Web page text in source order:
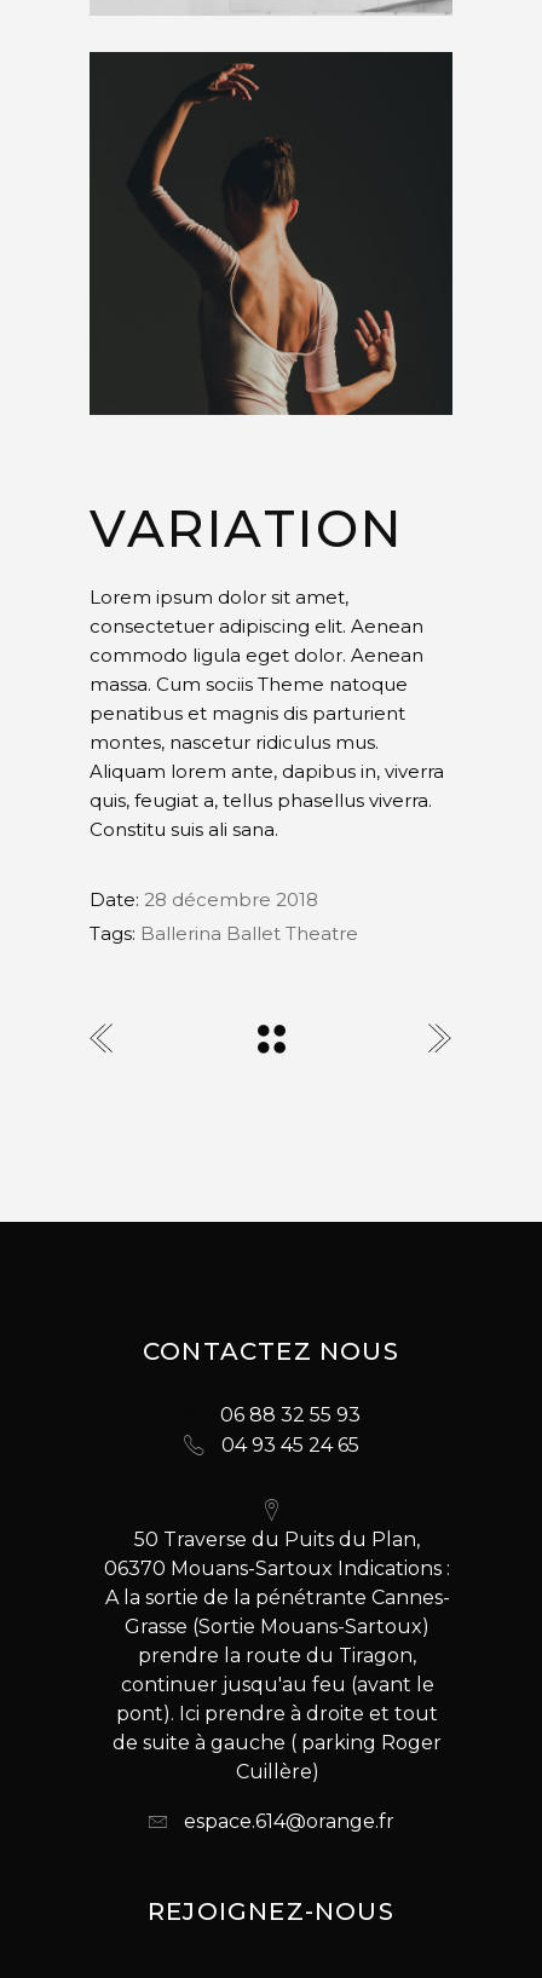
VARIATION
Lorem ipsum dolor sit amet,
consectetuer adipiscing elit. Aenean
commodo ligula eget dolor. Aenean
massa. Cum sociis Theme natoque
penatibus et magnis dis parturient
montes, nascetur ridiculus mus.
Aliquam lorem ante, dapibus in, viverra
quis, feugiat a, tellus phasellus viverra.
Constitu suis ali sana.
Date: 28 décembre 2018
Tags: Ballerina Ballet Theatre
CONTACTEZ NOUS
06 88 32 55 93
04 93 45 24 65
50 Traverse du Puits du Plan,
06370 Mouans-Sartoux Indications :
A la sortie de la pénétrante Cannes-
Grasse (Sortie Mouans-Sartoux)
prendre la route du Tiragon,
continuer jusqu'au feu (avant le
pont). Ici prendre à droite et tout
de suite à gauche ( parking Roger
Cuillère)
espace.614@orange.fr
REJOIGNEZ-NOUS